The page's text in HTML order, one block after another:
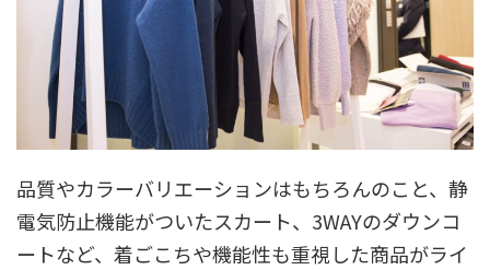
品質やカラーバリエーションはもちろんのこと、静
電気防止機能がついたスカート、3WAYのダウンコ
ートなど、着ごこちや機能性も重視した商品がライ